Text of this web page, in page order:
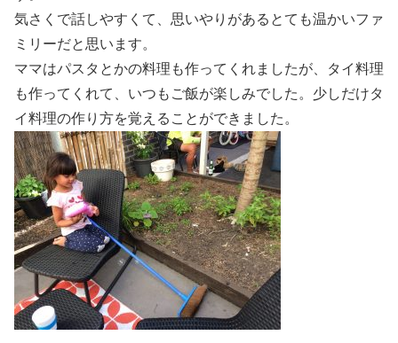
気さくで話しやすくて、思いやりがあるとても温かいファ
ミリーだと思います。
ママはパスタとかの料理も作ってくれましたが、タイ料理
も作ってくれて、いつもご飯が楽しみでした。少しだけタ
イ料理の作り方を覚えることができました。